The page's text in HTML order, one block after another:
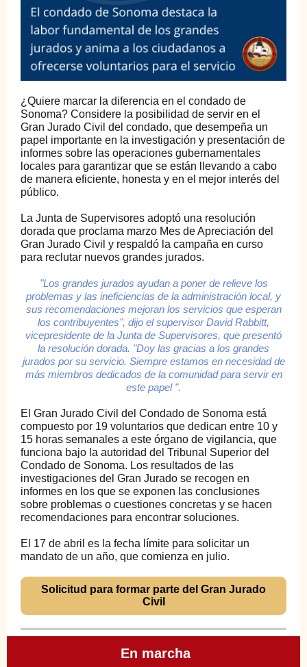
¿Quiere marcar la diferencia en el condado de
Sonoma? Considere la posibilidad de servir en el
Gran Jurado Civil del condado, que desempeña un
papel importante en la investigación y presentación de
informes sobre las operaciones gubernamentales
locales para garantizar que se están llevando a cabo
de manera eficiente, honesta y en el mejor interés del
público.
La Junta de Supervisores adoptó una resolución
dorada que proclama marzo Mes de Apreciación del
Gran Jurado Civil y respaldó la campaña en curso
para reclutar nuevos grandes jurados.
"Los grandes jurados ayudan a poner de relieve los
problemas y las ineficiencias de la administración local, y
sus recomendaciones mejoran los servicios que esperan
los contribuyentes", dijo el supervisor David Rabbitt,
vicepresidente de la Junta de Supervisores, que presentó
la resolución dorada. "Doy las gracias a los grandes
jurados por su servicio. Siempre estamos en necesidad de
más miembros dedicados de la comunidad para servir en
este papel ".
El Gran Jurado Civil del Condado de Sonoma está
compuesto por 19 voluntarios que dedican entre 10 y
15 horas semanales a este órgano de vigilancia, que
funciona bajo la autoridad del Tribunal Superior del
Condado de Sonoma. Los resultados de las
investigaciones del Gran Jurado se recogen en
informes en los que se exponen las conclusiones
sobre problemas o cuestiones concretas y se hacen
recomendaciones para encontrar soluciones.
El 17 de abril es la fecha límite para solicitar un
mandato de un año, que comienza en julio.
Solicitud para formar parte del Gran Jurado
Civil
En marcha